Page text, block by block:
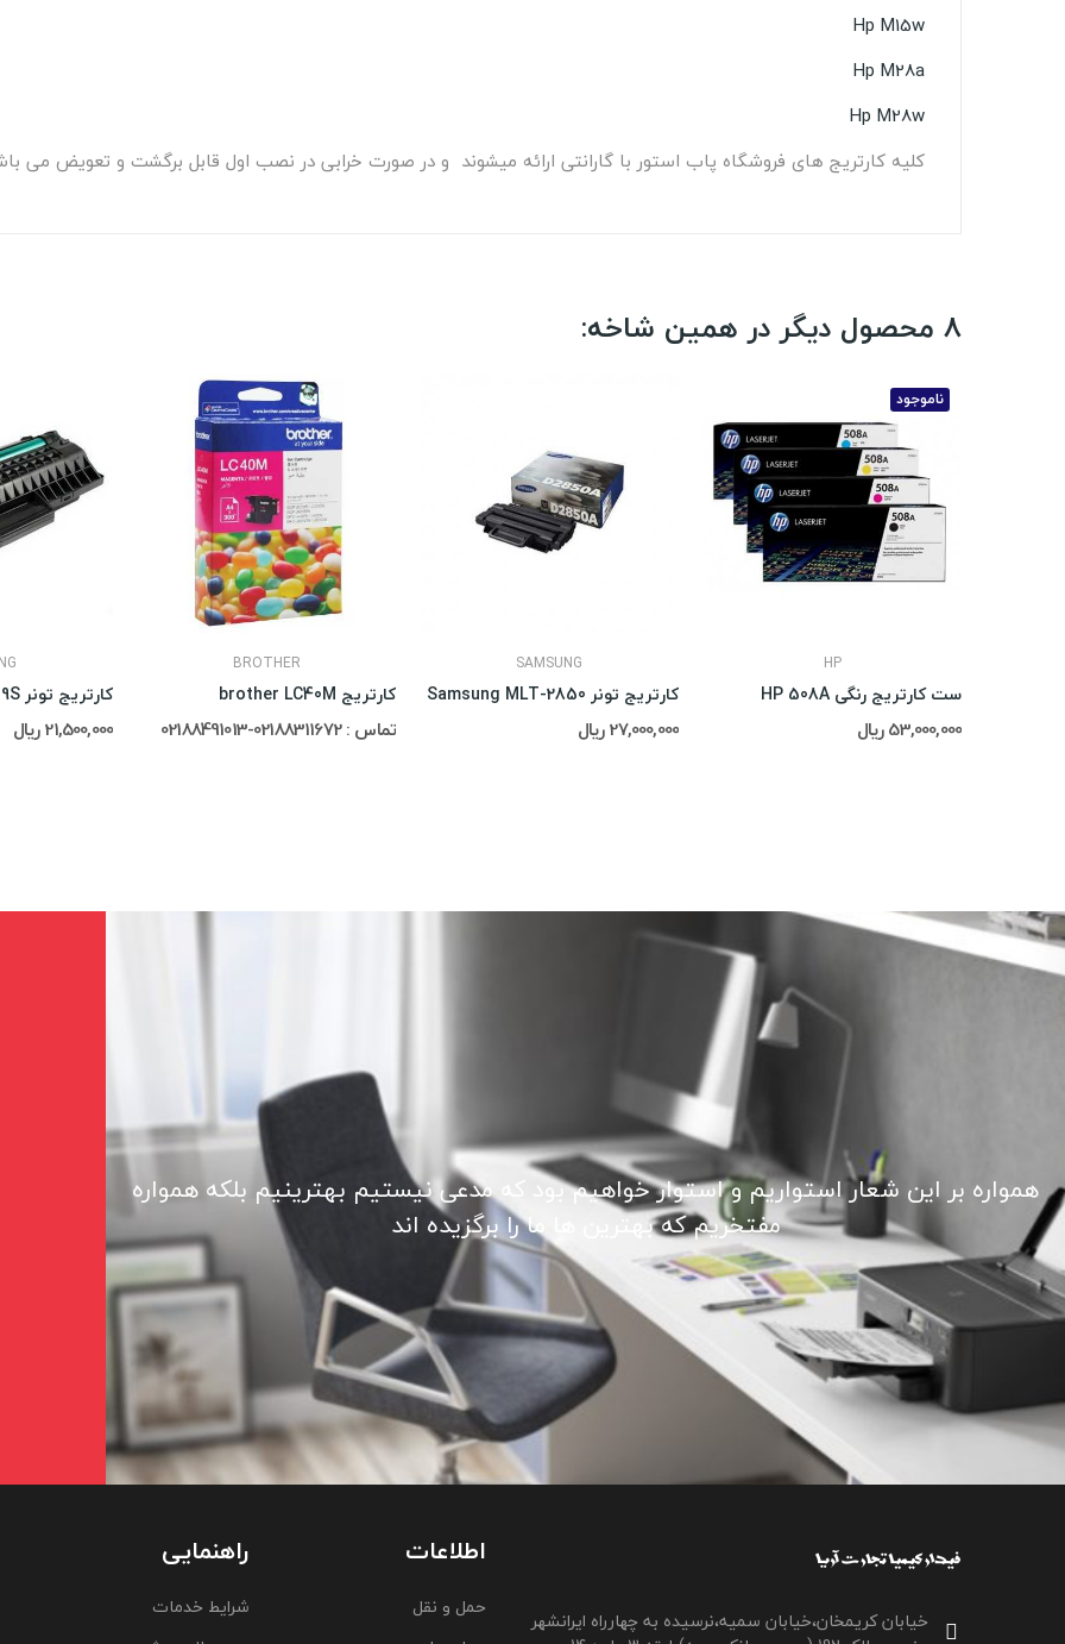
Hp M15w
Hp M28a
Hp M28w
کلیه کارتریج های فروشگاه پاب استور با گارانتی ارائه میشوند و در صورت خرابی در نصب اول قابل برگشت و تعویض می
8 محصول دیگر در همین شاخه:
کارتریج تونر Samsung MLT-D109S
21,500,000 ریال
BROTHER
کارتریج brother LC40M
تماس : 02188311672-02188491013
SAMSUNG
کارتریج تونر Samsung MLT-2850
27,000,000 ریال
ناموجود
HP
ست کارتریج رنگی HP 508A
53,000,000 ریال
همواره بر این شعار استواریم و استوار خواهیم بود که مدعی نیستیم بهترینیم بلکه همواره
مفتخریم که بهترین ها ما را برگزیده اند
خیابان کریمخان،خیابان سمیه،نرسیده به چهارراه ایرانشهر
اطلاعات
حمل و نقل
راهنمایی
شرایط خدمات